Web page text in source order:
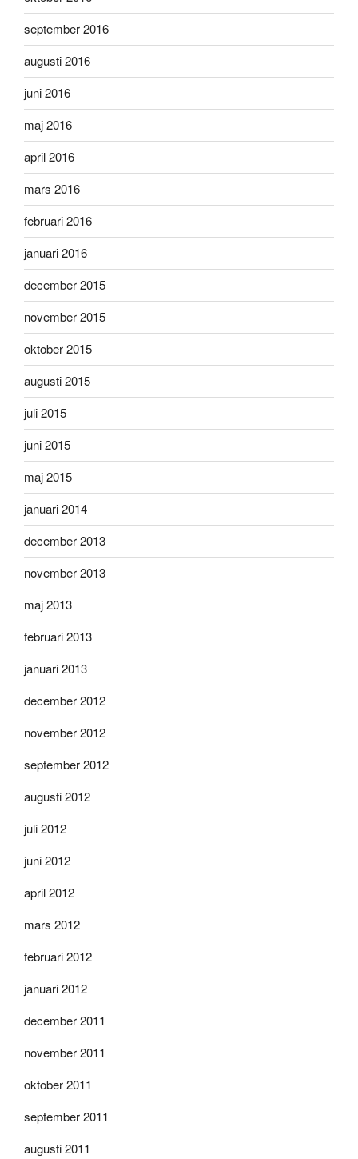
september 2016
augusti 2016
juni 2016
maj 2016
april 2016
mars 2016
februari 2016
januari 2016
december 2015
november 2015
oktober 2015
augusti 2015
juli 2015
juni 2015
maj 2015
januari 2014
december 2013
november 2013
maj 2013
februari 2013
januari 2013
december 2012
november 2012
september 2012
augusti 2012
juli 2012
juni 2012
april 2012
mars 2012
februari 2012
januari 2012
december 2011
november 2011
oktober 2011
september 2011
augusti 2011